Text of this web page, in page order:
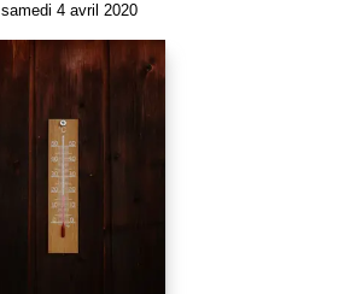
samedi 4 avril 2020